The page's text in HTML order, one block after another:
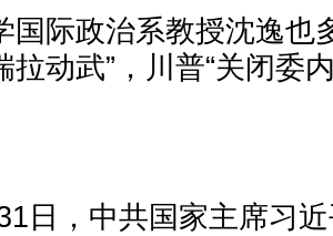
国际政治系教授沈逸也
拉动武”，川普“关闭委
日，中共国家主席习